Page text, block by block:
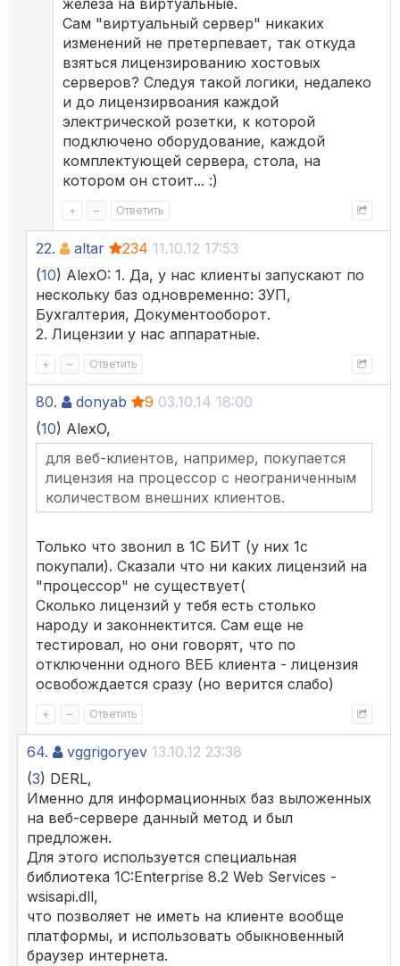
железа на виртуальные.
Сам "виртуальный сервер" никаких
изменений не претерпевает, так откуда
взяться лицензированию хостовых
серверов? Следуя такой логики, недалеко
и до лицензирвоания каждой
электрической розетки, к которой
подключено оборудование, каждой
комплектующей сервера, стола, на
котором он стоит... :)
+ – Ответить
22. altar 234 11.10.12 17:53
(10) AlexO: 1. Да, у нас клиенты запускают по
нескольку баз одновременно: ЗУП,
Бухгалтерия, Документооборот.
2. Лицензии у нас аппаратные.
+ – Ответить
80. donyab 9 03.10.14 18:00
(10) AlexO,
для веб-клиентов, например, покупается
лицензия на процессор с неограниченным
количеством внешних клиентов.
Только что звонил в 1С БИТ (у них 1с
покупали). Сказали что ни каких лицензий на
"процессор" не существует(
Сколько лицензий у тебя есть столько
народу и законнектится. Сам еще не
тестировал, но они говорят, что по
отключенни одного ВЕБ клиента - лицензия
освобождается сразу (но верится слабо)
+ – Ответить
64. vggrigoryev 13.10.12 23:38
(3) DERL,
Именно для информационных баз выложенных
на веб-сервере данный метод и был
предложен.
Для этого используется специальная
библиотека 1C:Enterprise 8.2 Web Services -
wsisapi.dll,
что позволяет не иметь на клиенте вообще
платформы, и использовать обыкновенный
браузер интернета.